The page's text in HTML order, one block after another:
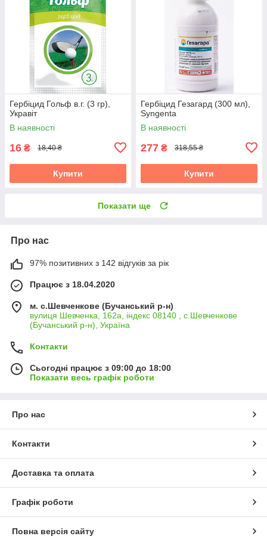
Гербіцид Гольф в.г. (3 гр),
Укравіт
В наявності
16 ₴ 18,40 ₴
Купити
Гербіцид Гезагард (300 мл),
Syngenta
В наявності
277 ₴ 318,55 ₴
Купити
Показати ще
Про нас
97% позитивних з 142 відгуків за рік
Працює з 18.04.2020
м. с.Шевченкове (Бучанський р-н)
вулиця Шевченка, 162а, індекс 08140 , с.Шевченкове
(Бучанський р-н), Україна
Контакти
Сьогодні працює з 09:00 до 18:00
Показати весь графік роботи
Про нас
Контакти
Доставка та оплата
Графік роботи
Повна версія сайту